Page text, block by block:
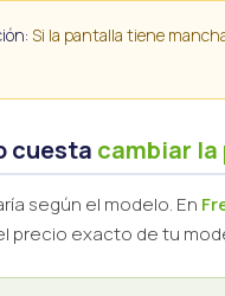
Si la pantalla tiene
cuesta cambiar
según el modelo. En
precio exacto de tu